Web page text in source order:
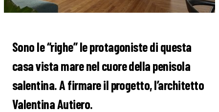
Sono le “righe” le protagoniste di questa
casa vista mare nel cuore della penisola
salentina. A firmare il progetto, l’architetto
Valentina Autiero.